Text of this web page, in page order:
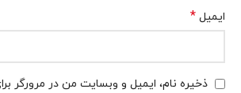
ایمیل *
ذخیره نام، ایمیل و وبسایت من در مرورگر